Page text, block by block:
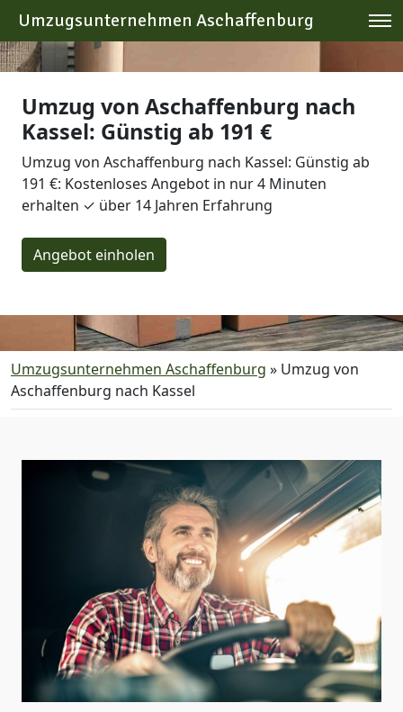
Umzugsunternehmen Aschaffenburg
Umzug von Aschaffenburg nach
Kassel: Günstig ab 191 €
Umzug von Aschaffenburg nach Kassel: Günstig ab
191 €: Kostenloses Angebot in nur 4 Minuten
erhalten ✓ über 14 Jahren Erfahrung
Angebot einholen
Umzugsunternehmen Aschaffenburg » Umzug von
Aschaffenburg nach Kassel